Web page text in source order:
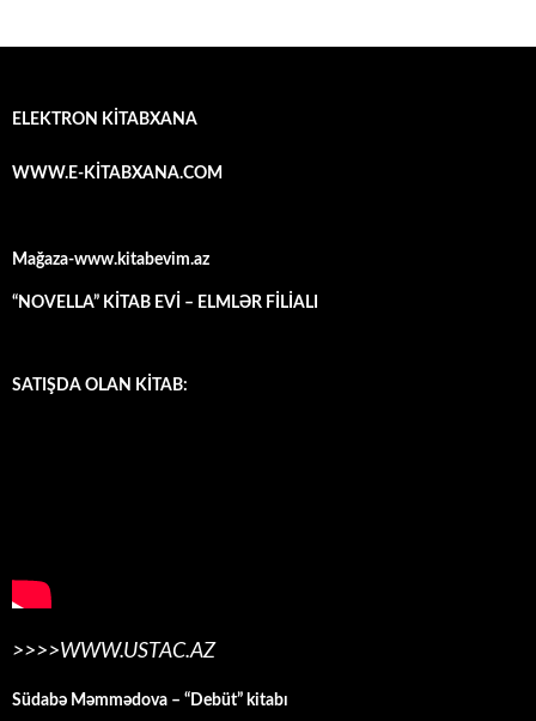
ELEKTRON KİTABXANA
WWW.E-KİTABXANA.COM
Mağaza-www.kitabevim.az
“NOVELLA” KİTAB EVİ – ELMLƏR FİLİALI
SATIŞDA OLAN KİTAB:
>>>>WWW.USTAC.AZ
Südabə Məmmədova – “Debüt” kitabı